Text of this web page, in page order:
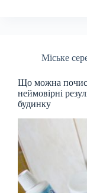
Міське
Що можна
неймовірні
будинку